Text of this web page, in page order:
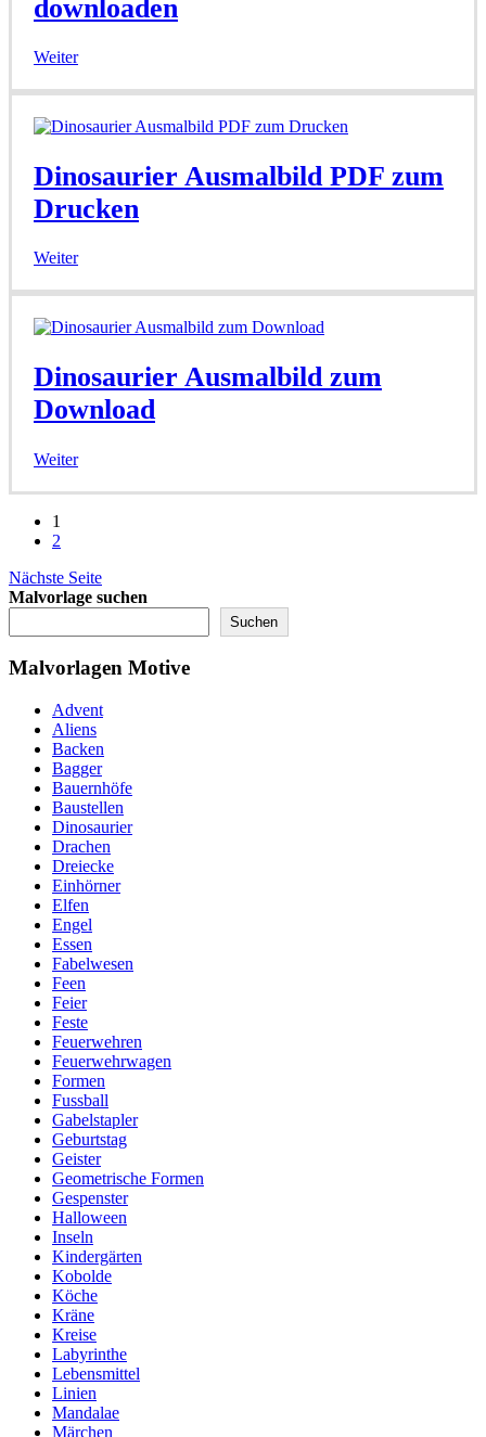
downloaden
Weiter
Dinosaurier Ausmalbild PDF zum
Drucken
Weiter
Dinosaurier Ausmalbild zum
Download
Weiter
1
2
Nächste Seite
Malvorlage suchen
Suchen
Malvorlagen Motive
Advent
Aliens
Backen
Bagger
Bauernhöfe
Baustellen
Dinosaurier
Drachen
Dreiecke
Einhörner
Elfen
Engel
Essen
Fabelwesen
Feen
Feier
Feste
Feuerwehren
Feuerwehrwagen
Formen
Fussball
Gabelstapler
Geburtstag
Geister
Geometrische Formen
Gespenster
Halloween
Inseln
Kindergärten
Kobolde
Köche
Kräne
Kreise
Labyrinthe
Lebensmittel
Linien
Mandalae
Märchen